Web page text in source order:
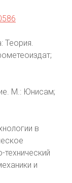
Теория.
М.: Юнисам;
в
и